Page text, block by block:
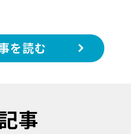
を読む
事